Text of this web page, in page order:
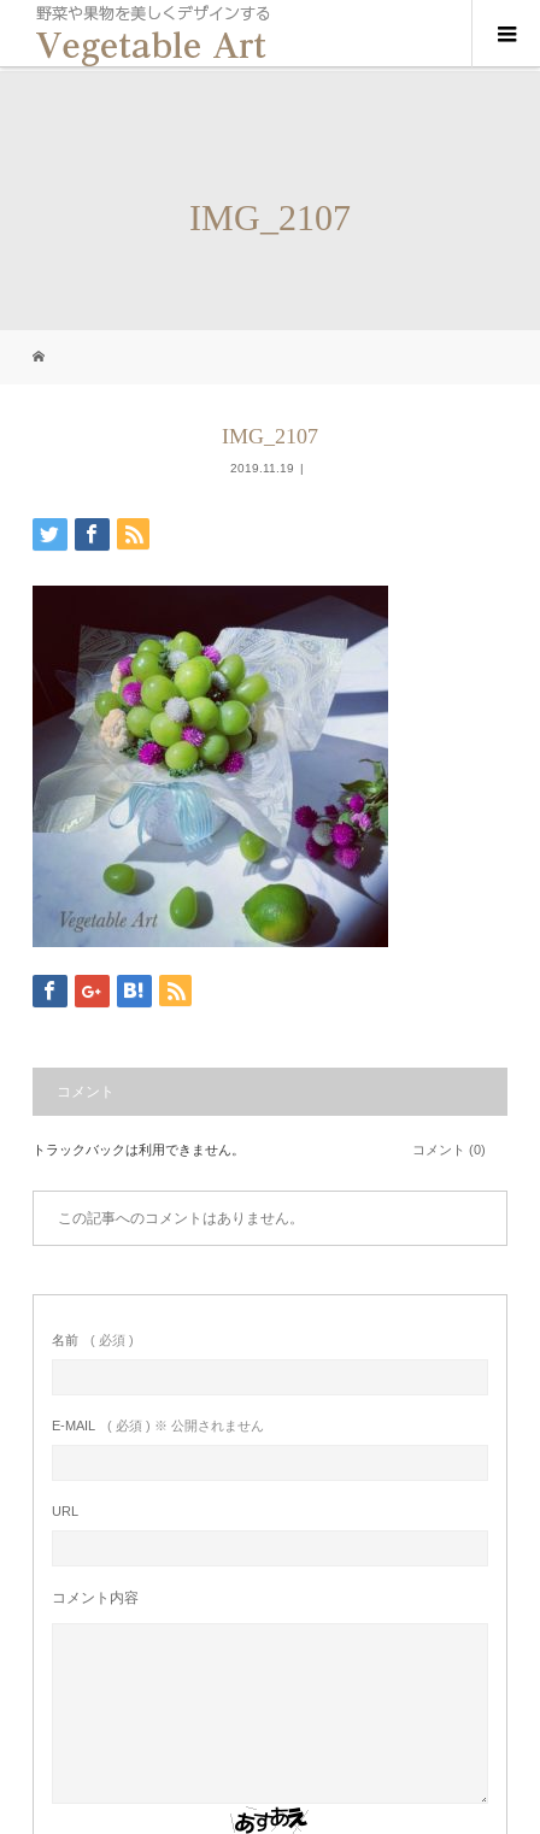
IMG_2107
IMG_2107
2019.11.19
コメント
トラックバックは利用できません。 コメント (0)
この記事へのコメントはありません。
名前 ( 必須 )
E-MAIL ( 必須 ) ※ 公開されません
URL
コメント内容